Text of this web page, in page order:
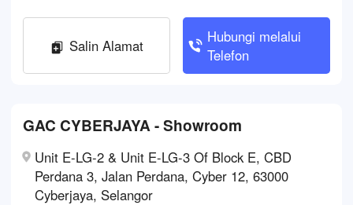
Salin Alamat
Hubungi melalui
Telefon
GAC CYBERJAYA - Showroom
Unit E-LG-2 & Unit E-LG-3 Of Block E, CBD
Perdana 3, Jalan Perdana, Cyber 12, 63000
Cyberjaya, Selangor